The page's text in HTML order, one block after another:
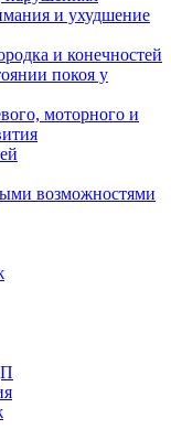
и ухудшение
и конечностей
покоя у
моторного и
возможностями